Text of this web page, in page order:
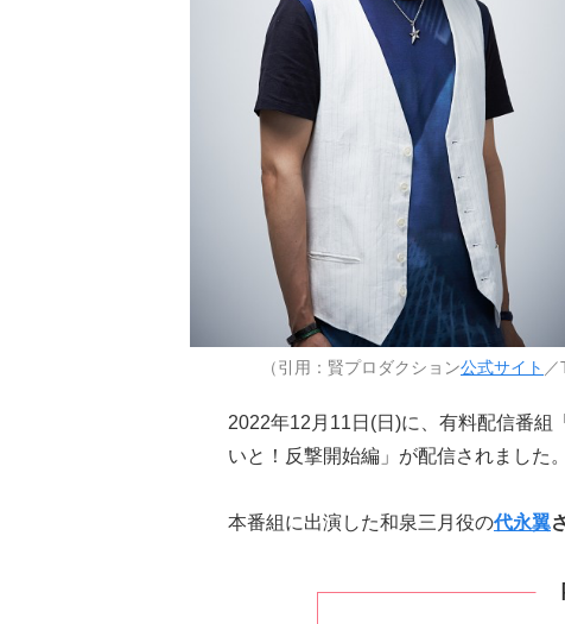
（引用：賢プロダクション公式サイト
2022年12月11日(日)に、有料配信番組
いと！反撃開始編」が配信されました。
本番組に出演した和泉三月役の代永翼